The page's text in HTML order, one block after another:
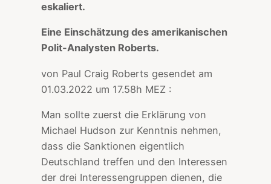
eskaliert.
Eine Einschätzung des amerikanischen
Polit-Analysten Roberts.
von Paul Craig Roberts gesendet am
01.03.2022 um 17.58h MEZ :
Man sollte zuerst die Erklärung von
Michael Hudson zur Kenntnis nehmen,
dass die Sanktionen eigentlich
Deutschland treffen und den Interessen
der drei Interessengruppen dienen, die